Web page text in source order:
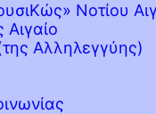
Νοτίου
Αιγαίο
Αλληλεγγύης)